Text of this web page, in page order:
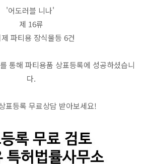
'어도러블 니나'
제 16류
파티용 장식물등 6건
통해 파티용품 상표등록에 성공하셨습니
다.
표등록 무료상담 받아보세요!